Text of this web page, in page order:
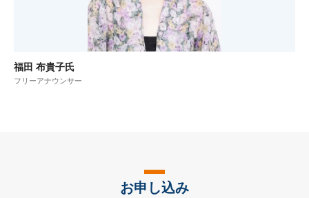
福田 布貴子氏
フリーアナウンサー
お申し込み